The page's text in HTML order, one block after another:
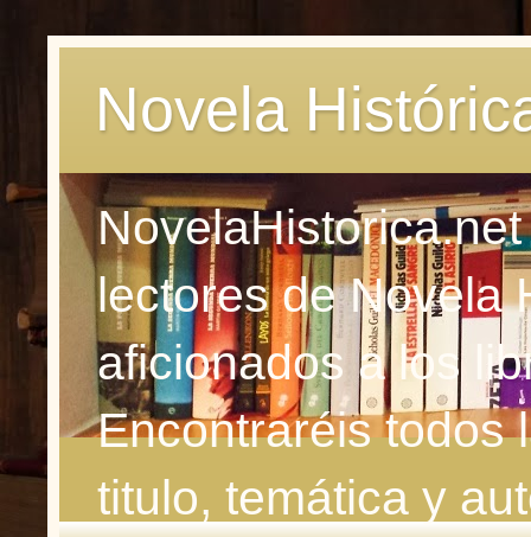
Novela
lectores de Novela
aficionados a los
Encontraréis todos
titulo, temática y